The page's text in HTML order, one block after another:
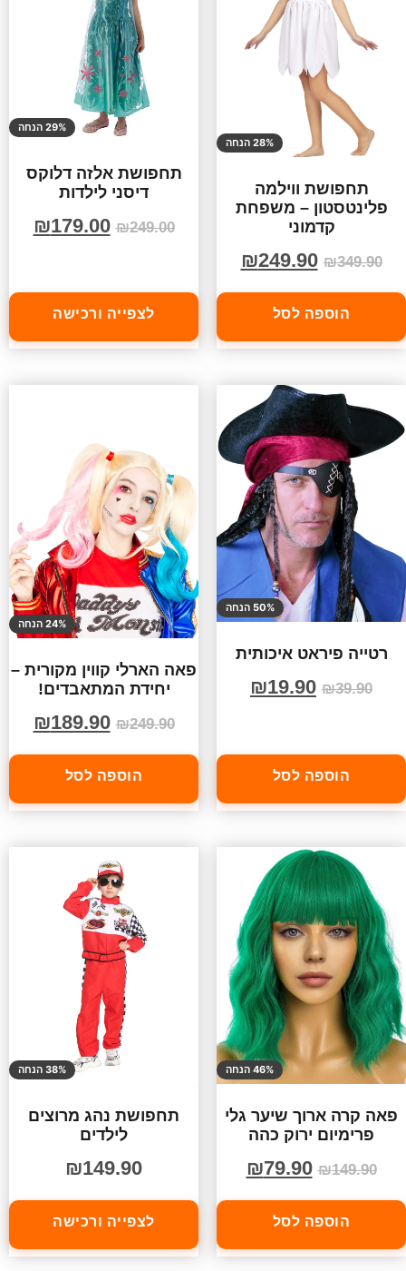
28% הנחה
תחפושת ווילמה
פלינטסטון – משפחת
קדמוני
₪349.90
₪249.90
הוספה לסל
29% הנחה
תחפושת אלזה דלוקס
דיסני לילדות
₪249.00
₪179.00
לצפייה ורכישה
50% הנחה
רטייה פיראט איכותית
₪39.90
₪19.90
הוספה לסל
24% הנחה
פאה הארלי קווין מקורית –
יחידת המתאבדים!
₪249.90
₪189.90
הוספה לסל
46% הנחה
פאה קרה ארוך שיער גלי
פרימיום ירוק כהה
₪149.90
₪79.90
הוספה לסל
38% הנחה
תחפושת נהג מרוצים
לילדים
₪149.90
לצפייה ורכישה